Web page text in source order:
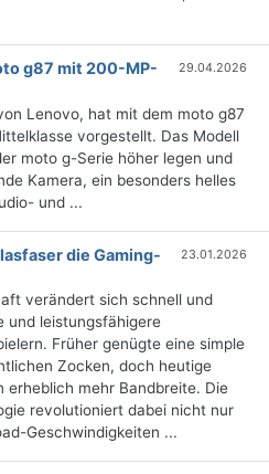
g87 mit 200-MP-
29.04.2026
Lenovo, hat mit dem moto g87
vorgestellt. Das Modell
moto g-Serie höher legen und
Kamera, ein besonders helles
und ...
die Gaming-
23.01.2026
verändert sich schnell und
und leistungsfähigere
Früher genügte eine simple
Zocken, doch heutige
erheblich mehr Bandbreite. Die
revolutioniert dabei nicht nur
Geschwindigkeiten ...